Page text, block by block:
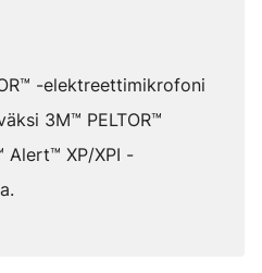
-elektreettimikrofoni
3M™ PELTOR™
Alert™ XP/XPI -